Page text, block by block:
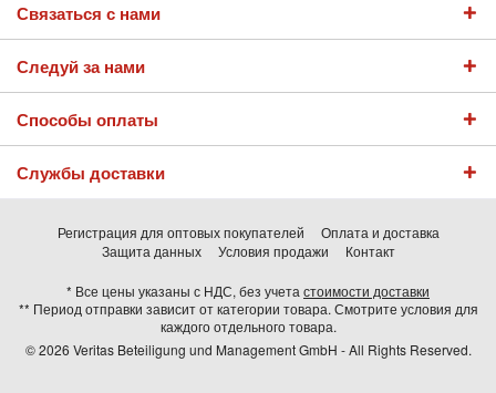
Связаться с нами
Следуй за нами
Способы оплаты
Службы доставки
Регистрация для оптовых покупателей
Оплата и доставка
Защита данных
Условия продажи Контакт
* Все цены указаны с НДС, без учета стоимости доставки
** Период отправки зависит от категории товара. Смотрите условия для
каждого отдельного товара.
© 2026 Veritas Beteiligung und Management GmbH - All Rights Reserved.